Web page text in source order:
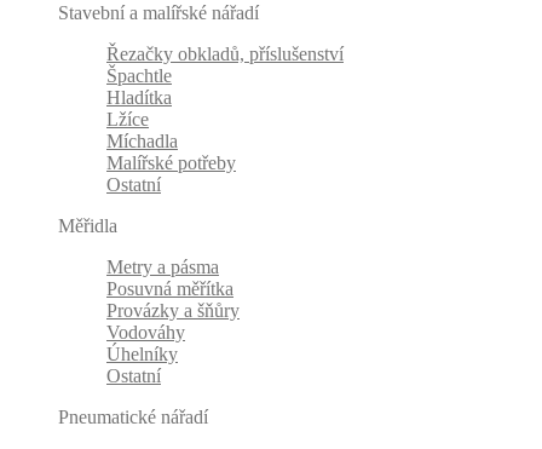
Stavební a malířské nářadí
Řezačky obkladů, příslušenství
Špachtle
Hladítka
Lžíce
Míchadla
Malířské potřeby
Ostatní
Měřidla
Metry a pásma
Posuvná měřítka
Provázky a šňůry
Vodováhy
Úhelníky
Ostatní
Pneumatické nářadí